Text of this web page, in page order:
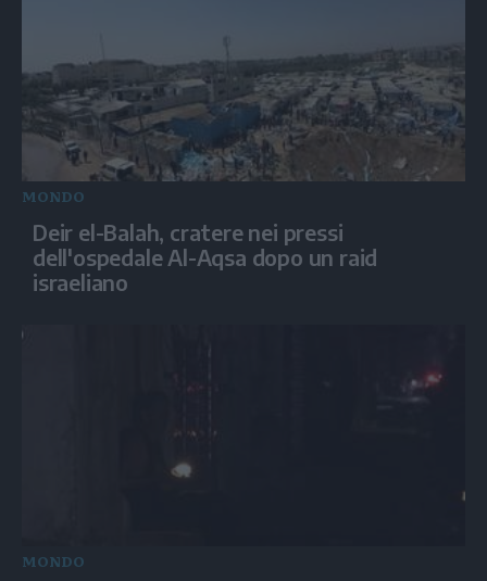
MONDO
Deir el-Balah, cratere nei pressi
dell'ospedale Al-Aqsa dopo un raid
israeliano
MONDO